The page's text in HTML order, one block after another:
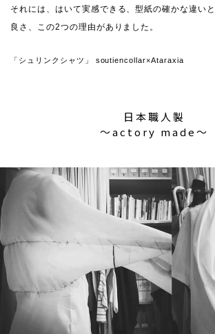
それには、はいて実感できる、型紙の確かな違い
良さ、この2つの理由がありました。
「シュリンクシャツ」 soutiencollar×Ataraxia
日本職人製
〜actory made〜